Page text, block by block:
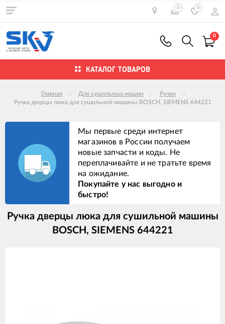
0 0
0
КАТАЛОГ ТОВАРОВ
Главная Для сушильных машин
Ручки
Ручка дверцы люка для сушильной машины BOSCH, SIEMENS 644221
Мы первые среди интернет
магазинов в России получаем
новые запчасти и коды. Не
переплачивайте и не тратьте время
на ожидание.
Покупайте у нас выгодно и
быстро!
Ручка дверцы люка для сушильной машины
BOSCH, SIEMENS 644221